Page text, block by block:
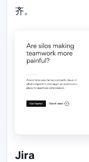
齐。
Jira